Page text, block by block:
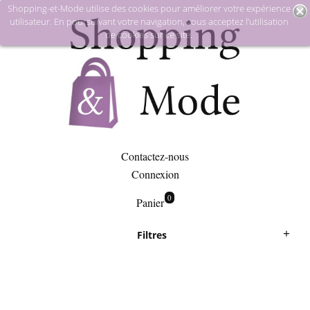
Contactez-nous
Connexion
Panier 0
Shopping-et-Mode utilise des cookies pour améliorer votre expérience
utilisateur. En poursuivant votre navigation, vous acceptez l’utilisation
de cookies sur ce site.
Filtres